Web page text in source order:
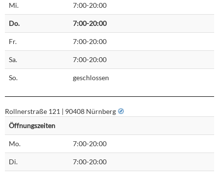
Mi. 7:00-20:00
Do. 7:00-20:00
Fr. 7:00-20:00
Sa. 7:00-20:00
So. geschlossen
Rollnerstraße 121 | 90408 Nürnberg 🧭︎
Öffnungszeiten
Mo. 7:00-20:00
Di. 7:00-20:00